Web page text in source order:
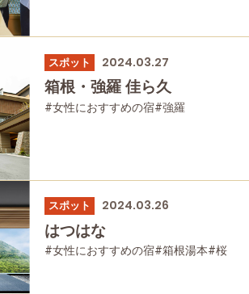
#グルメ#乗り物#母と娘で
スポット 2024.03.27
箱根・強羅 佳ら久
#女性におすすめの宿#強羅
スポット 2024.03.26
はつはな
#女性におすすめの宿#箱根湯本#桜